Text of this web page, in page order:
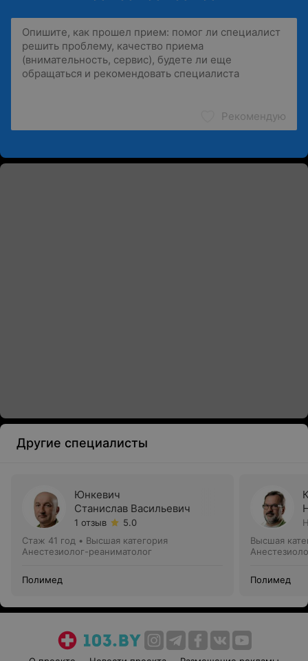
Рекомендую
Другие специалисты
Юнкевич
Станислав Васильевич
1 отзыв
5.0
Стаж 41 год • Высшая категория
Анестезиолог-реаниматолог
Полимед
Высшая
Полимед